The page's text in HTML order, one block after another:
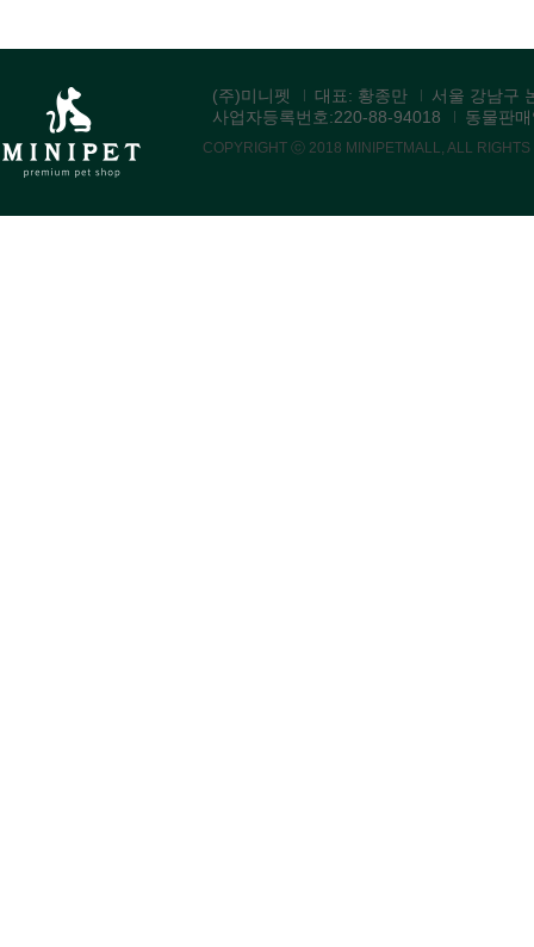
(주)미니펫 대표: 황종만
서울 강남구
사업자등록번호:220-88-94018
동물판
COPYRIGHT ⓒ 2018 MINIPETMALL, ALL